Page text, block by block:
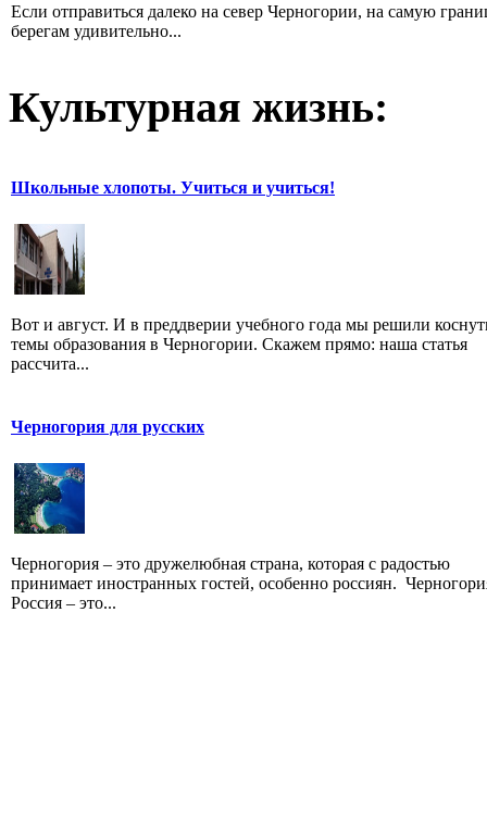
Если отправиться далеко на север Черногории, на самую
берегам удивительно...
Культурная жизнь:
Школьные хлопоты. Учиться и учиться!
Вот и август. И в преддверии учебного года мы решили
темы образования в Черногории. Скажем прямо: наша статья
рассчита...
Черногория для русских
Черногория – это дружелюбная страна, которая с радостью
принимает иностранных гостей, особенно россиян.
Россия – это...